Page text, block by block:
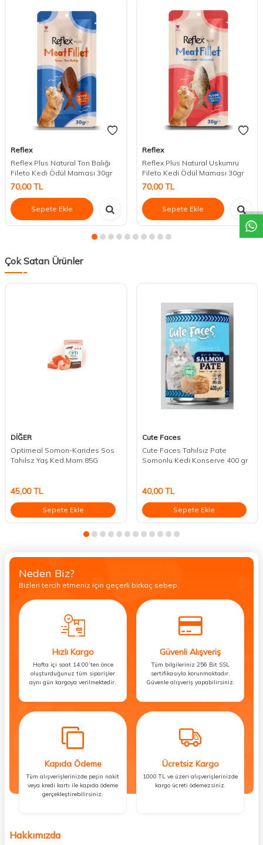
Reflex
Reflex Plus Natural Ton Balığı
Fileto Kedi Ödül Maması 30gr
70,00TL
Sepete Ekle
Reflex
Reflex Plus Natural Uskumru
Fileto Kedi Ödül Maması 30gr
70,00TL
Sepete Ekle
Çok Satan Ürünler
DİĞER
Optimeal Somon-Karides Sos
Tahılsz Yaş Ked.Mam.85G
45,00TL
Sepete Ekle
Cute Faces
Cute Faces Tahılsız Pate
Somonlu Kedi Konserve 400 gr
40,00TL
Sepete Ekle
Neden Biz?
Bizleri tercih etmeniz için geçerli birkaç sebep.
Hızlı Kargo
Hafta içi saat 14:00’ten önce
oluşturduğunuz tüm siparişler
aynı gün kargoya verilmektedir.
Güvenli Alışveriş
Tüm bilgileriniz 256 Bit SSL
sertifikasıyla korunmaktadır.
Güvenle alışveriş yapabilirsiniz.
Kapıda Ödeme
Tüm alışverişlerinizde peşin nakit
veya kredi kartı ile kapıda ödeme
gerçekleştirebilirsiniz.
Ücretsiz Kargo
1000 TL ve üzeri alışverişlerinizde
kargo ücreti ödemezsiniz.
Hakkımızda